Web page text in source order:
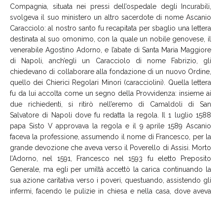
Compagnia, situata nei pressi dell’ospedale degli Incurabili,
svolgeva il suo ministero un altro sacerdote di nome Ascanio
Caracciolo: al nostro santo fu recapitata per sbaglio una lettera
destinata al suo omonimo, con la quale un nobile genovese, il
venerabile Agostino Adorno, e l’abate di Santa Maria Maggiore
di Napoli, anch’egli un Caracciolo di nome Fabrizio, gli
chiedevano di collaborare alla fondazione di un nuovo Ordine,
quello dei Chierici Regolari Minori (caracciolini). Quella lettera
fu da lui accolta come un segno della Provvidenza: insieme ai
due richiedenti, si ritirò nell’eremo di Camaldoli di San
Salvatore di Napoli dove fu redatta la regola. Il 1 luglio 1588
papa Sisto V approvava la regola e il 9 aprile 1589 Ascanio
faceva la professione, assumendo il nome di Francesco, per la
grande devozione che aveva verso il Poverello di Assisi. Morto
l’Adorno, nel 1591, Francesco nel 1593 fu eletto Preposito
Generale, ma egli per umiltà accettò la carica continuando la
sua azione caritativa verso i poveri, questuando, assistendo gli
infermi, facendo le pulizie in chiesa e nella casa, dove aveva